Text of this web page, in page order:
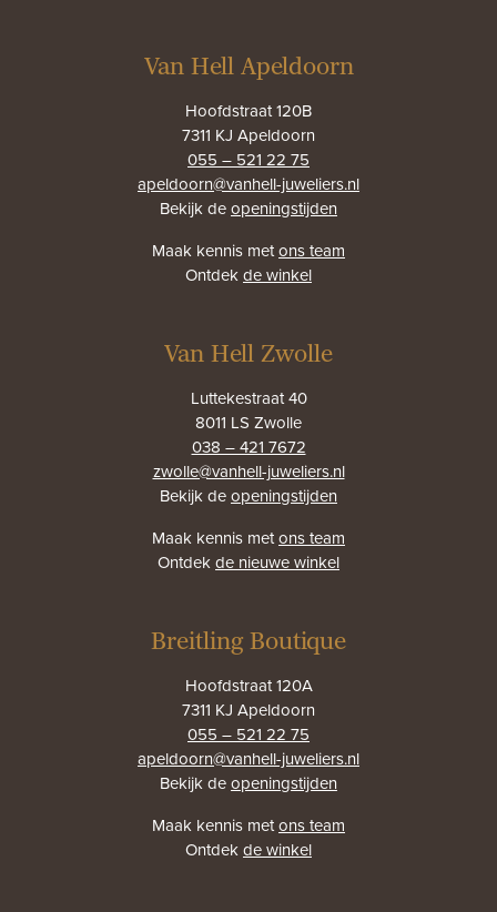
Van Hell Apeldoorn
Hoofdstraat 120B
7311 KJ Apeldoorn
055 – 521 22 75
apeldoorn@vanhell-juweliers.nl
Bekijk deopeningstijden
Maak kennis metons team
Ontdekde winkel
Van Hell Zwolle
Luttekestraat 40
8011 LS Zwolle
038 – 421 7672
zwolle@vanhell-juweliers.nl
Bekijk deopeningstijden
Maak kennis metons team
Ontdekde nieuwe winkel
Breitling Boutique
Hoofdstraat 120A
7311 KJ Apeldoorn
055 – 521 22 75
apeldoorn@vanhell-juweliers.nl
Bekijk deopeningstijden
Maak kennis metons team
Ontdekde winkel